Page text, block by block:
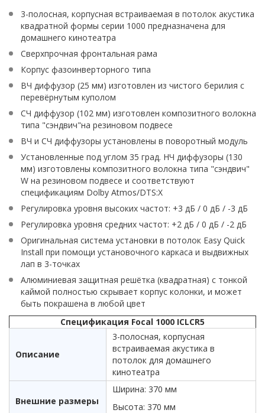
3-полосная, корпусная встраиваемая в потолок акустика
квадратной формы серии 1000 предназначена для
домашнего кинотеатра
Сверхпрочная фронтальная рама
Корпус фазоинверторного типа
ВЧ диффузор (25 мм) изготовлен из чистого берилия с
перевёрнутым куполом
СЧ диффузор (102 мм) изготовлен композитного волокна
типа "сэндвич"на резиновом подвесе
ВЧ и СЧ диффузоры установлены в поворотный модуль
Установленные под углом 35 град. НЧ диффузоры (130
мм) изготовлены композитного волокна типа "сэндвич"
W на резиновом подвесе и соответствуют
спецификациям Dolby Atmos/DTS:X
Регулировка уровня высоких частот: +3 дБ / 0 дБ / -3 дБ
Регулировка уровня средних частот: +2 дБ / 0 дБ / -2 дБ
Оригинальная система установки в потолок Easy Quick
Install при помощи установочного каркаса и выдвижных
лап в 3-точках
Алюминиевая защитная решётка (квадратная) с тонкой
каймой полностью скрывает корпус колонки, и может
быть покрашена в любой цвет
Спецификация Focal 1000 ICLCR5
Описание
3-полосная, корпусная
встраиваемая акустика в
потолок для домашнего
кинотеатра
Внешние размеры
Ширина: 370 мм
Высота: 370 мм